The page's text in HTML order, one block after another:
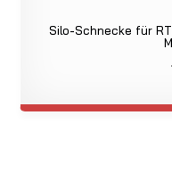
Silo-Schnecke für